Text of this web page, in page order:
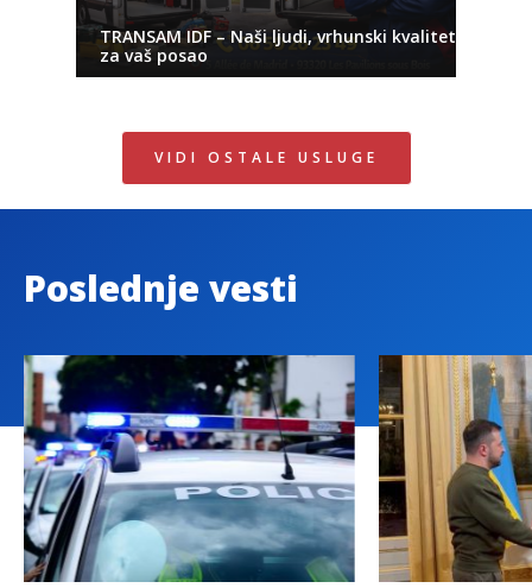
TRANSAM IDF – Naši ljudi, vrhunski kvalitet
za vaš posao
VIDI OSTALE USLUGE
Poslednje vesti